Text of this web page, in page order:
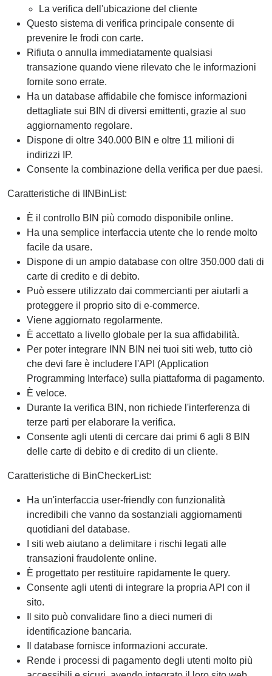
La verifica dell'ubicazione del cliente
Questo sistema di verifica principale consente di
prevenire le frodi con carte.
Rifiuta o annulla immediatamente qualsiasi
transazione quando viene rilevato che le informazioni
fornite sono errate.
Ha un database affidabile che fornisce informazioni
dettagliate sui BIN di diversi emittenti, grazie al suo
aggiornamento regolare.
Dispone di oltre 340.000 BIN e oltre 11 milioni di
indirizzi IP.
Consente la combinazione della verifica per due paesi.
Caratteristiche di IINBinList:
È il controllo BIN più comodo disponibile online.
Ha una semplice interfaccia utente che lo rende molto
facile da usare.
Dispone di un ampio database con oltre 350.000 dati di
carte di credito e di debito.
Può essere utilizzato dai commercianti per aiutarli a
proteggere il proprio sito di e-commerce.
Viene aggiornato regolarmente.
È accettato a livello globale per la sua affidabilità.
Per poter integrare INN BIN nei tuoi siti web, tutto ciò
che devi fare è includere l'API (Application
Programming Interface) sulla piattaforma di pagamento.
È veloce.
Durante la verifica BIN, non richiede l'interferenza di
terze parti per elaborare la verifica.
Consente agli utenti di cercare dai primi 6 agli 8 BIN
delle carte di debito e di credito di un cliente.
Caratteristiche di BinCheckerList:
Ha un'interfaccia user-friendly con funzionalità
incredibili che vanno da sostanziali aggiornamenti
quotidiani del database.
I siti web aiutano a delimitare i rischi legati alle
transazioni fraudolente online.
È progettato per restituire rapidamente le query.
Consente agli utenti di integrare la propria API con il
sito.
Il sito può convalidare fino a dieci numeri di
identificazione bancaria.
Il database fornisce informazioni accurate.
Rende i processi di pagamento degli utenti molto più